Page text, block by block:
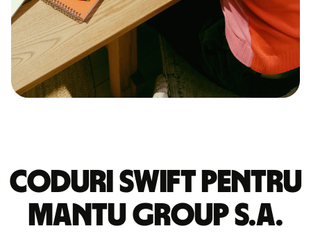
Coduri Swift pentru
MANTU GROUP S.A.